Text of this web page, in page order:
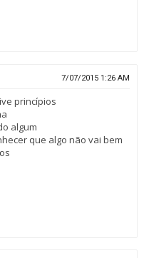
7/07/2015 1:26 AM
princípios
algum
que algo não vai bem